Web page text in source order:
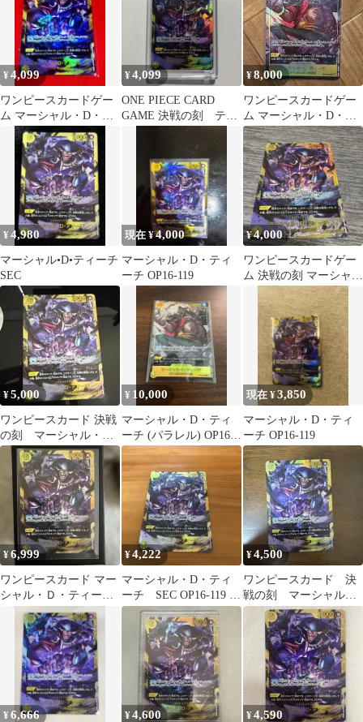
¥4,099
ワンピースカードゲー
ム マーシャル・D・テ
ィーチ SEC 決戦の刻
¥4,099
ONE PIECE CARD
GAME 決戦の刻 ティ
ーチ 黒ひげ シーク
¥8,000
ワンピースカードゲー
ム マーシャル・D・テ
ィーチ
¥4,980
マーシャル•D•ティーチ
SEC
現在 ¥4,000
マーシャル・D・ティ
ーチ OP16-119
¥4,000
ワンピースカードゲー
ム 決戦の刻 マーシャ
ル・D・ティーチ SEC
¥5,000
ワンピースカード 決戦
の刻 マーシャル・
D・ティーチ SEC シー
クレット
¥ 10,000
マーシャル・D・ティ
ーチ (パラレル) OP16-
119
現在 ¥3,850
マーシャル・D・ティ
ーチ OP16-119
¥6,999
ワンピースカード マー
シャル・Ｄ・ティーチ
SEC 決戦の刻
¥4,222
マーシャル・D・ティ
ーチ SEC OP16-119 シ
ークレット 決戦の刻
¥4,500
ワンピースカード 決
戦の刻 マーシャル・
D・ティーチ SEC
¥6,666 ¥4,600 ¥4,590